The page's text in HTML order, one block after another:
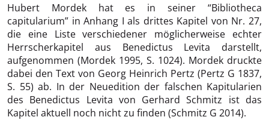
Hubert Mordek hat es in seiner “Bibliotheca
capitularium” in Anhang I als drittes Kapitel von Nr. 27,
die eine Liste verschiedener möglicherweise echter
Herrscherkapitel aus Benedictus Levita darstellt,
aufgenommen (Mordek 1995, S. 1024). Mordek druckte
dabei den Text von Georg Heinrich Pertz (Pertz G 1837,
S. 55) ab. In der Neuedition der falschen Kapitularien
des Benedictus Levita von Gerhard Schmitz ist das
Kapitel aktuell noch nicht zu finden (Schmitz G 2014).